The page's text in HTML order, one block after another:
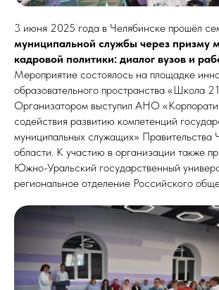
3 июня 2025 года в Челябинске прошёл
муниципальной службы через призму
кадровой политики: диалог вузов и
Мероприятие состоялось на площадке
образовательного пространства «Школа
Организатором выступил АНО
содействия развитию компетенций
муниципальных служащих» Правительства
области. К участию в организации также
Южно-Уральский государственный
региональное отделение Российского